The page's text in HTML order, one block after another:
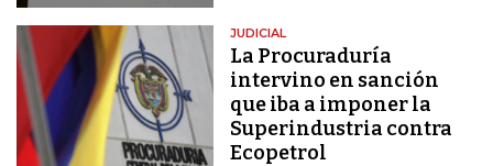
JUDICIAL
La Procuraduría
intervino en sanción
que iba a imponer la
Superindustria contra
Ecopetrol